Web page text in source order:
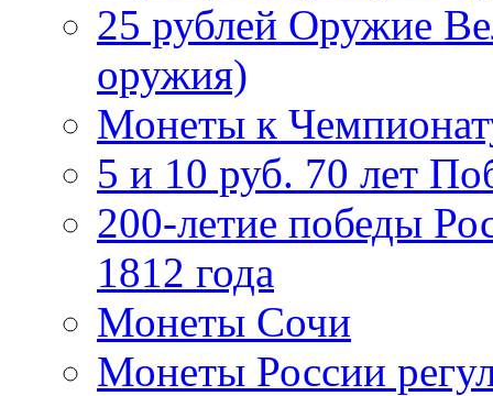
25 рублей Оружие
оружия)
Монеты к
5 и 10 руб. 70 лет
200-летие победы
1812 года
Монеты Сочи
Монеты России